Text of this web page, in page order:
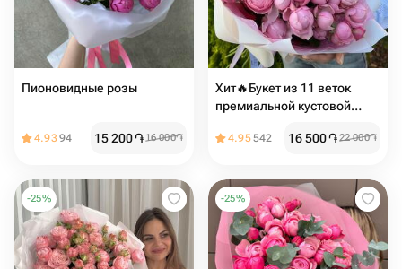
Пионовидные розы
4.9394 15 200֏16 000֏
Хит🔥Букет из 11 веток
премиальной кустовой
4.95542 16 500֏22 000֏
-25% -25%